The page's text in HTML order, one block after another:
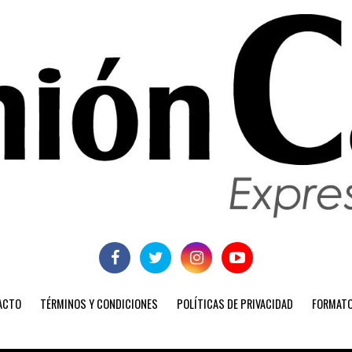
TÉRMINOS Y CONDICIONES POLÍTICAS DE PRIVACIDAD